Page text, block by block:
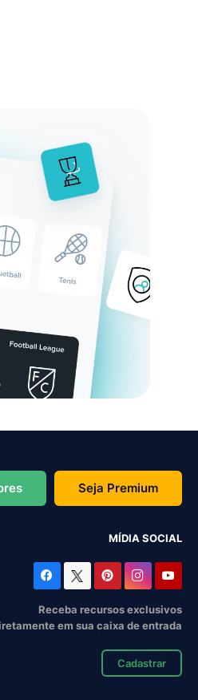
Seja Premium
MÍDIA SOCIAL
Receba recursos exclusivos
em sua caixa de entrada
Cadastrar